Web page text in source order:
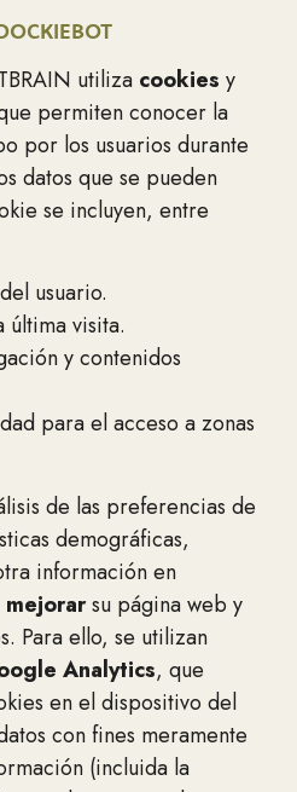
utiliza cookies y
permiten conocer la
por los usuarios durante
datos que se pueden
se incluyen, entre
usuario.
última visita.
y contenidos
para el acceso a zonas
de las preferencias de
demográficas,
información en
mejorarsu página web y
Para ello, se utilizan
Analytics, que
en el dispositivo del
con fines meramente
(incluida la